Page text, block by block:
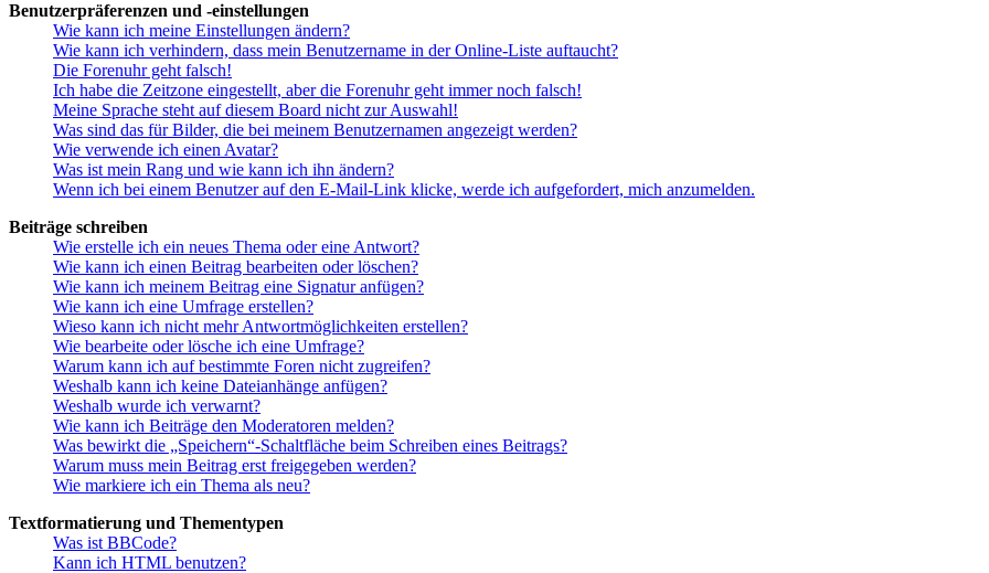
Benutzerpräferenzen und -einstellungen
Wie kann ich meine Einstellungen ändern?
Wie kann ich verhindern, dass mein Benutzername in der Online-Liste auftaucht?
Die Forenuhr geht falsch!
Ich habe die Zeitzone eingestellt, aber die Forenuhr geht immer noch falsch!
Meine Sprache steht auf diesem Board nicht zur Auswahl!
Was sind das für Bilder, die bei meinem Benutzernamen angezeigt werden?
Wie verwende ich einen Avatar?
Was ist mein Rang und wie kann ich ihn ändern?
Wenn ich bei einem Benutzer auf den E-Mail-Link klicke, werde ich aufgefordert, mich anzumelden.
Beiträge schreiben
Wie erstelle ich ein neues Thema oder eine Antwort?
Wie kann ich einen Beitrag bearbeiten oder löschen?
Wie kann ich meinem Beitrag eine Signatur anfügen?
Wie kann ich eine Umfrage erstellen?
Wieso kann ich nicht mehr Antwortmöglichkeiten erstellen?
Wie bearbeite oder lösche ich eine Umfrage?
Warum kann ich auf bestimmte Foren nicht zugreifen?
Weshalb kann ich keine Dateianhänge anfügen?
Weshalb wurde ich verwarnt?
Wie kann ich Beiträge den Moderatoren melden?
Was bewirkt die „Speichern“-Schaltfläche beim Schreiben eines Beitrags?
Warum muss mein Beitrag erst freigegeben werden?
Wie markiere ich ein Thema als neu?
Textformatierung und Thementypen
Was ist BBCode?
Kann ich HTML benutzen?